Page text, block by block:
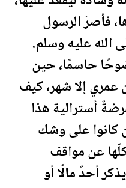
فأصرّ الرسول
عليه وسلم.
حاسمًا، حين
إلا شهر، كيف
أسترالية هذا
كانوا على وشك
عن مواقف
أحدٌ مالًا أو